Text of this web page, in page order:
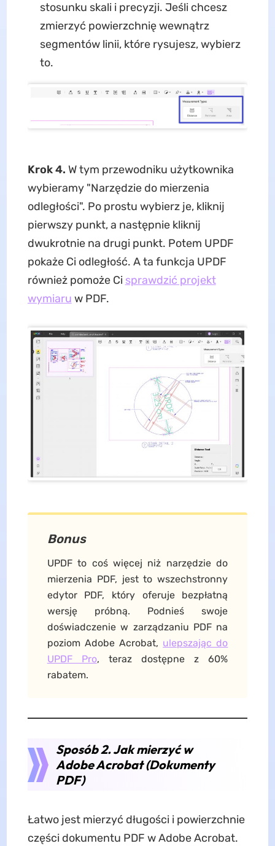
stosunku skali i precyzji. Jeśli chcesz
zmierzyć powierzchnię wewnątrz
segmentów linii, które rysujesz, wybierz
to.
Krok 4. W tym przewodniku użytkownika
wybieramy "Narzędzie do mierzenia
odległości". Po prostu wybierz je, kliknij
pierwszy punkt, a następnie kliknij
dwukrotnie na drugi punkt. Potem UPDF
pokaże Ci odległość. A ta funkcja UPDF
również pomoże Ci sprawdzić projekt
wymiaru w PDF.
Bonus
UPDF to coś więcej niż narzędzie do
mierzenia PDF, jest to wszechstronny
edytor PDF, który oferuje bezpłatną
wersję próbną. Podnieś swoje
doświadczenie w zarządzaniu PDF na
poziom Adobe Acrobat, ulepszając do
UPDF Pro, teraz dostępne z 60%
rabatem.
Sposób 2. Jak mierzyć w
Adobe Acrobat (Dokumenty
PDF)
Łatwo jest mierzyć długości i powierzchnie
części dokumentu PDF w Adobe Acrobat.